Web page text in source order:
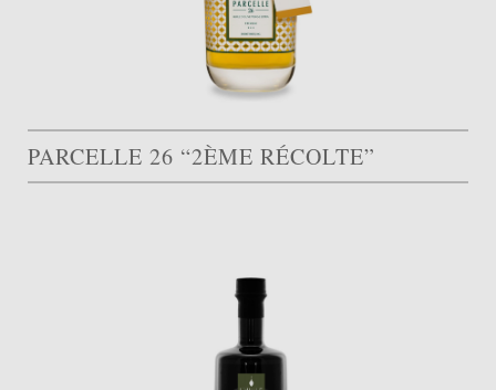
PARCELLE 26 “2ÈME RÉCOLTE”